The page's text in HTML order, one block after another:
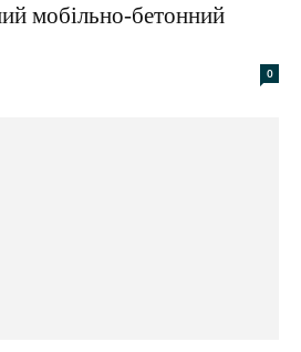
мобільно-бетонний
0